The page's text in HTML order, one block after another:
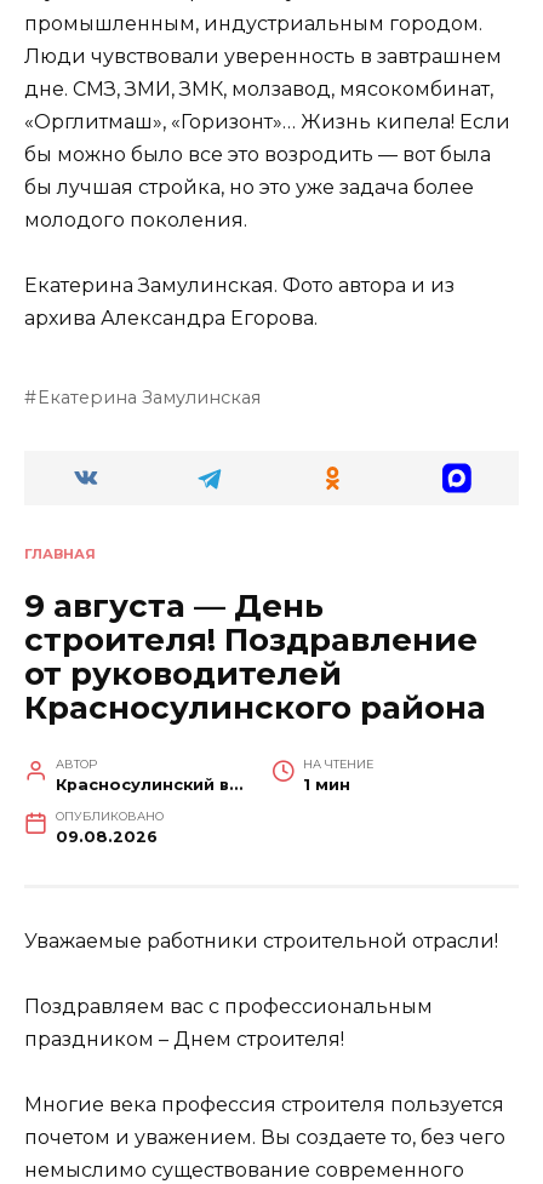
промышленным, индустриальным городом.
Люди чувствовали уверенность в завтрашнем
дне. СМЗ, ЗМИ, ЗМК, молзавод, мясокомбинат,
«Орглитмаш», «Горизонт»… Жизнь кипела! Если
бы можно было все это возродить — вот была
бы лучшая стройка, но это уже задача более
молодого поколения.
Екатерина Замулинская. Фото автора и из
архива Александра Егорова.
Екатерина Замулинская
ГЛАВНАЯ
9 августа — День
строителя! Поздравление
от руководителей
Красносулинского района
АВТОР
Красносулинский вестник
НА ЧТЕНИЕ
1 мин
ОПУБЛИКОВАНО
09.08.2026
Уважаемые работники строительной отрасли!
Поздравляем вас с профессиональным
праздником – Днем строителя!
Многие века профессия строителя пользуется
почетом и уважением. Вы создаете то, без чего
немыслимо существование современного